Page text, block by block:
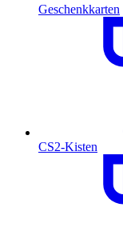
Geschenkkarten
CS2-Kisten